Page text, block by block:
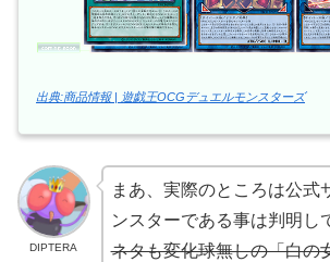
出典:商品情報 | 遊戯王OCGデュエルモンスターズ
DIPTERA
まあ、実際のところは公式
ンスターである事は判明し
ネタも変化球無しの「白の